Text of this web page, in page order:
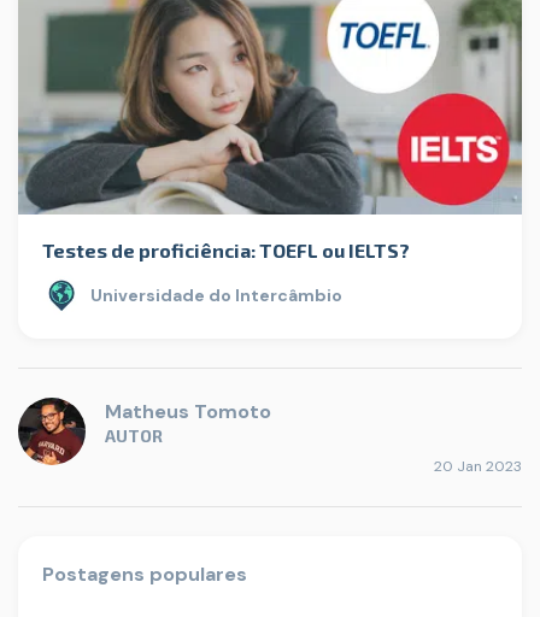
Testes de proficiência: TOEFL ou IELTS?
Universidade do Intercâmbio
Matheus Tomoto
AUTOR
20 Jan 2023
Postagens populares